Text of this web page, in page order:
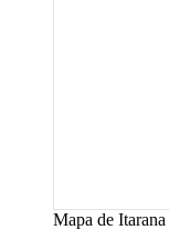
Mapa de Itarana